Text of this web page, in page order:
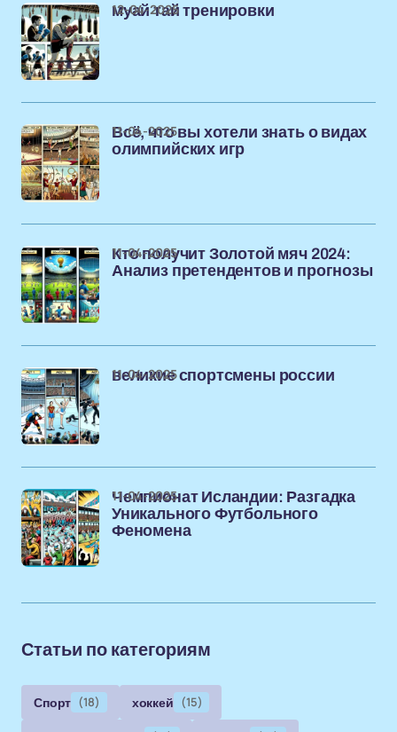
муай тай тренировки
12-04-2025
Всё, что вы хотели знать о видах
олимпийских игр
11-04-2025
Кто получит Золотой мяч 2024:
Анализ претендентов и прогнозы
11-04-2025
великие спортсмены россии
11-04-2025
Чемпионат Исландии: Разгадка
Уникального Футбольного
Феномена
11-04-2025
Статьи по категориям
Спорт (18) хоккей (15)